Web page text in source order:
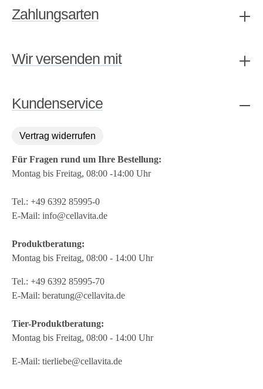
Zahlungsarten
Wir versenden mit
Kundenservice
Vertrag widerrufen
Für Fragen rund um Ihre Bestellung:
Montag bis Freitag, 08:00 -14:00 Uhr
Tel.: +49 6392 85995-0
E-Mail: info@cellavita.de
Produktberatung:
Montag bis Freitag, 08:00 - 14:00 Uhr
Tel.: +49 6392 85995-70
E-Mail: beratung@cellavita.de
Tier-Produktberatung:
Montag bis Freitag, 08:00 - 14:00 Uhr
E-Mail: tierliebe@cellavita.de